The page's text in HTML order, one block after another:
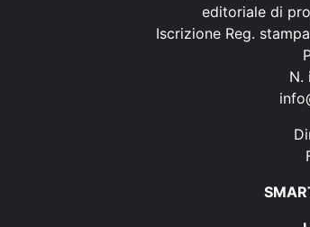
editoriale di
Iscrizione Reg.
N.